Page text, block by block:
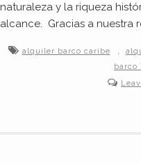
naturaleza y la riqueza
alcance. Gracias a nuestra
alquiler barco caribe ,
barco